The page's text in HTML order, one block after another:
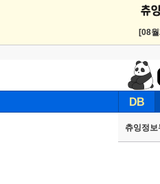
[08
DB
츄잉정보